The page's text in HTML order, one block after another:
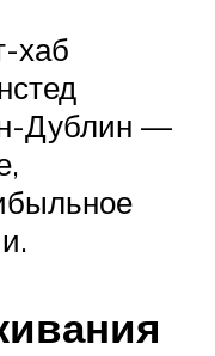
хаб
Дублин —